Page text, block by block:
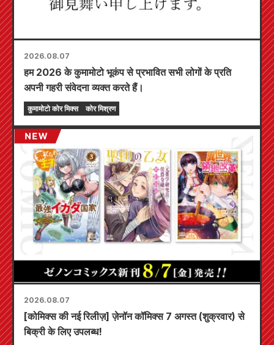
2026.08.07
हम 2026 के कुमामोटो भूकंप से प्रभावित सभी लोगों के प्रति
अपनी गहरी संवेदना व्यक्त करते हैं।
कुमामोटो कोर मिक्स कोर मिश्रण
2026.08.07
[कोमिक्स की नई रिलीज़] ज़ेनॉन कॉमिक्स 7 अगस्त (शुक्रवार) से
बिक्री के लिए उपलब्ध!